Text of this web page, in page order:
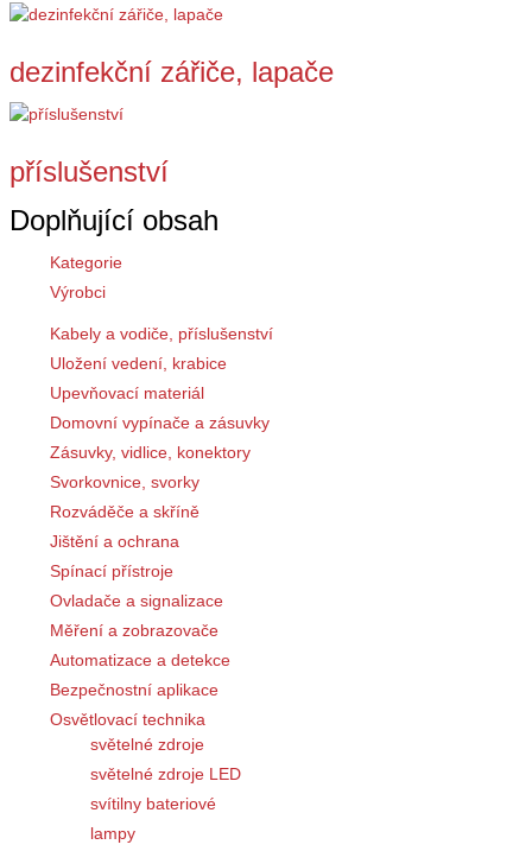
dezinfekční zářiče, lapače
příslušenství
Doplňující obsah
Kategorie
Výrobci
Kabely a vodiče, příslušenství
Uložení vedení, krabice
Upevňovací materiál
Domovní vypínače a zásuvky
Zásuvky, vidlice, konektory
Svorkovnice, svorky
Rozváděče a skříně
Jištění a ochrana
Spínací přístroje
Ovladače a signalizace
Měření a zobrazovače
Automatizace a detekce
Bezpečnostní aplikace
Osvětlovací technika
světelné zdroje
světelné zdroje LED
svítilny bateriové
lampy